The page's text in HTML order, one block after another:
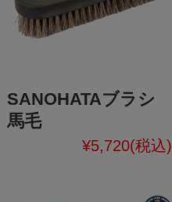
SANOHATAブラシ
馬毛
¥5,720(税込)